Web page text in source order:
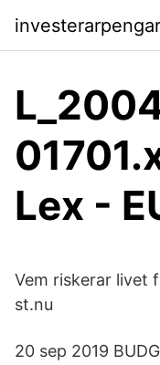
Lex -
Vem riskerar livet
st.nu
20 sep 2019